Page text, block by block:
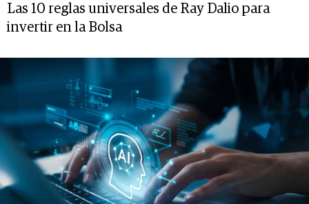
Las 10 reglas universales de Ray Dalio para
invertir en la Bolsa